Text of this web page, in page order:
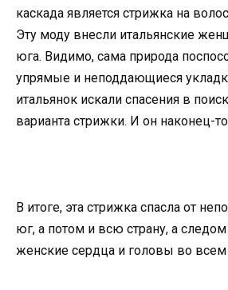
каскада является стрижка на
Эту моду внесли итальянские
юга. Видимо, сама природа
упрямые и неподдающиеся
итальянок искали спасения в
варианта стрижки. И он наконец-
В итоге, эта стрижка спасла от
юг, а потом и всю страну, а
женские сердца и головы во